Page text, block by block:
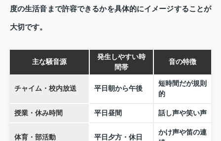
度の生活音まで許容できるかを具体的にイメージすることが
大切です。
主な騒音源
発生しやすい時
間帯
音の特徴
チャイム・校内放送 平日朝から午後
短時間だが規則
的
授業・休み時間 平日昼間 話し声や笑い声
体育・部活動 平日夕方・休日
かけ声や笛の連